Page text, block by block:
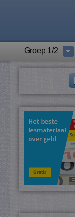
Groep 1/2